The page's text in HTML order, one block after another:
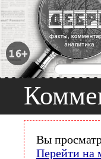
Вы
Перейти на